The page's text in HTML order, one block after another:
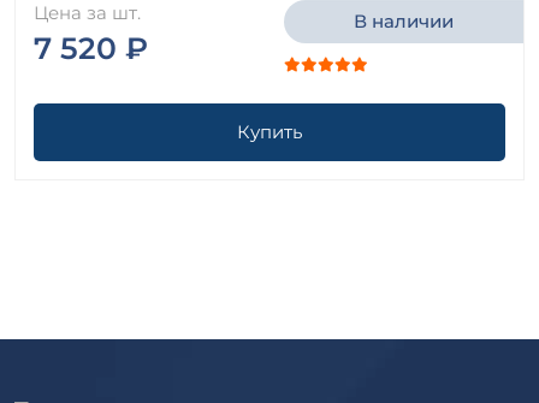
Цена за шт.
7 520 ₽
В наличии
Купить